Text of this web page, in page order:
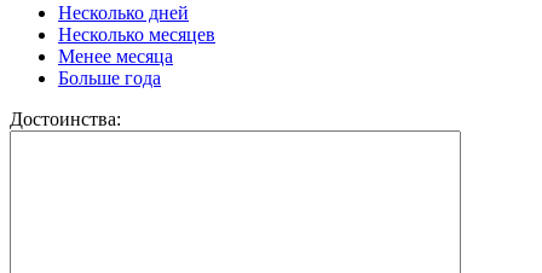
Несколько дней
Несколько месяцев
Менее месяца
Больше года
Достоинства: